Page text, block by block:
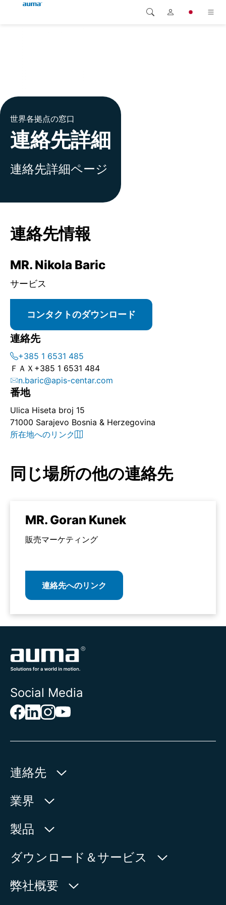
ダウンロード
サービス
弊社概要
連絡先
アジア・太平洋地域
北米
世界各拠点の窓口
連絡先詳細
連絡先詳細ページ
連絡先情報
MR. Nikola Baric
サービス
コンタクトのダウンロード
連絡先
+385 1 6531 485
ＦＡＸ +385 1 6531 484
n.baric@apis-centar.com
番地
Ulica Hiseta broj 15
71000 Sarajevo Bosnia & Herzegovina
所在地へのリンク
同じ場所の他の連絡先
MR. Goran Kunek
販売マーケティング
連絡先へのリンク
Social Media
連絡先
AUMA Riester
Aumastr. 1
地図上に表示
電話:+49 7631 809 - 0
業界
水利産業
電力
製造部門
製品
製品検索
ダウンロード＆サービス
myAUMA
弊社概要